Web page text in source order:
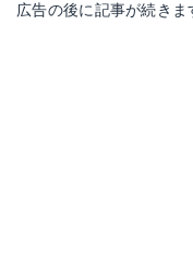
広告の後に記事が続きま